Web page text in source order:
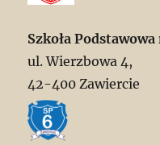
Szkoła
ul. Wierzbowa 4,
42-400 Zawiercie